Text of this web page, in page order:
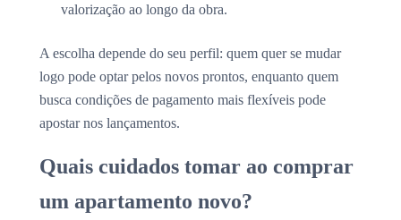
valorização ao longo da obra.
A escolha depende do seu perfil: quem quer se mudar
logo pode optar pelos novos prontos, enquanto quem
busca condições de pagamento mais flexíveis pode
apostar nos lançamentos.
Quais cuidados tomar ao comprar
um apartamento novo?